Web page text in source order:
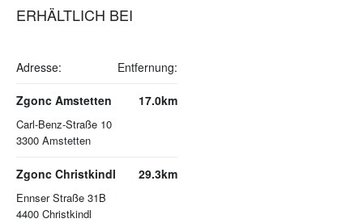
ERHÄLTLICH BEI
Adresse: Entfernung:
Zgonc Amstetten
Carl-Benz-Straße 10
3300 Amstetten
17.0km
Zgonc Christkindl
Ennser Straße 31B
4400 Christkindl
29.3km